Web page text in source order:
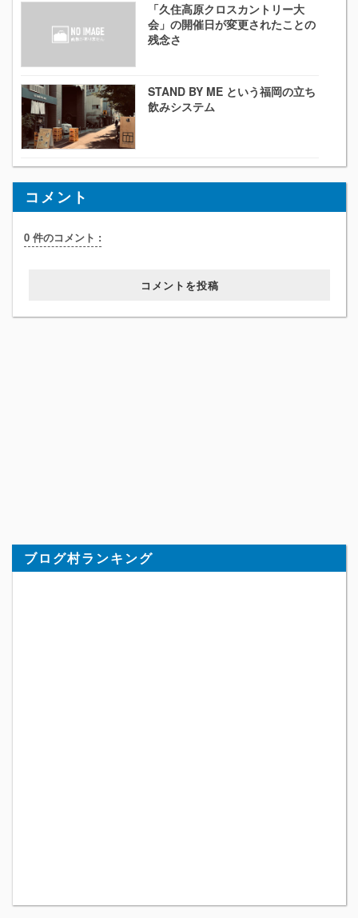
「久住高原クロスカントリー大
会」の開催日が変更されたことの
残念さ
STAND BY ME という福岡の立ち
飲みシステム
コメント
0 件のコメント :
コメントを投稿
ブログ村ランキング